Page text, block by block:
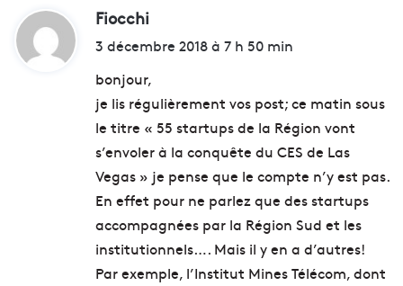
Fiocchi
i
3 décembre 2018 à 7 h 50 min
bonjour,
je lis régulièrement vos post; ce matin sous
le titre « 55 startups de la Région vont
s’envoler à la conquête du CES de Las
Vegas » je pense que le compte n’y est pas.
En effet pour ne parlez que des startups
accompagnées par la Région Sud et les
institutionnels…. Mais il y en a d’autres!
Par exemple, l’Institut Mines Télécom, dont